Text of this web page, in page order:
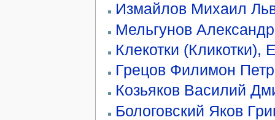
Измайлов Михаил
Мельгунов
Клекотки (Кликотки),
Грецов Филимон
Козьяков Василий
Бологовский Яков